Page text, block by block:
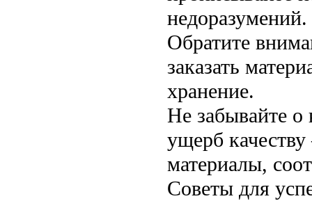
недоразумений.
Обратите
заказать
хранение.
Не забывайте о
ущерб
материалы,
Советы для